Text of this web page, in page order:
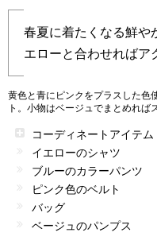
春夏に着たくなる鮮や
エローと合わせればア
黄色と青にピンクをプラスした色
ト。小物はベージュでまとめれば
コーディネートアイテム
イエローのシャツ
ブルーのカラーパンツ
ピンク色のベルト
バッグ
ベージュのパンプス